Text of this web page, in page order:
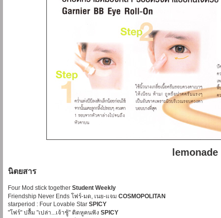
lemonade
นิตยสาร
Four Mod stick together Student Weekly
Friendship Never Ends โฟร์-มด, เนย-แจม COSMOPOLITAN
starperiod : Four Lovable Star SPICY
"โฟร์" ปลื้ม "เปล่า...เจ้าชู้" ติดหูคนฟัง SPICY